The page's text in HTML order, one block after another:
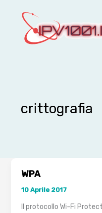
contenuto
crittografia
WPA
10 Aprile 2017
Il protocollo Wi-Fi